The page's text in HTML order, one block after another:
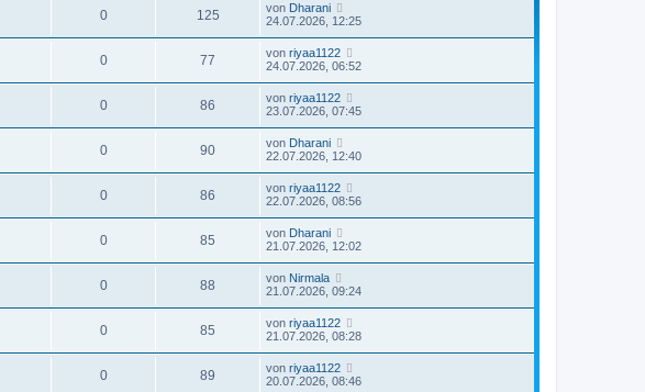
0 125 von Dharani
24.07.2026, 12:25
0 77 von riyaa1122
24.07.2026, 06:52
0 86 von riyaa1122
23.07.2026, 07:45
0 90 von Dharani
22.07.2026, 12:40
0 86 von riyaa1122
22.07.2026, 08:56
0 85 von Dharani
21.07.2026, 12:02
0 88 von Nirmala
21.07.2026, 09:24
0 85 von riyaa1122
21.07.2026, 08:28
0 89 von riyaa1122
20.07.2026, 08:46